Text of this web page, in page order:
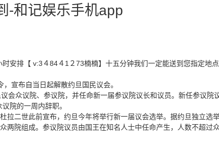
-和记娱乐手机app
安排【 v:3４84４1２73楠楠】十五分钟我们一定能送到您指定
布自当日起解散约旦国民议会。
议院、参议院，并任命新一届参议院议长和议员。新任参议院议
院的一周内辞职。
世此前宣布，约旦今年将举行新一届议会选举。据约旦独立选
组成。参议院议员由国王在知名人士中任命产生，人数不超过